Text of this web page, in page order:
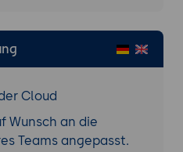
Management:KI-
von 100% der
der Agenten-
Perfect Interaction"
Cloud
Wunsch an die
Teams angepasst.